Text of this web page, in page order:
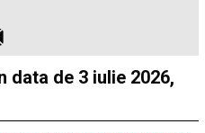
data de 3 iulie 2026,